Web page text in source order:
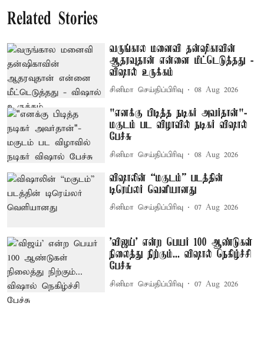
Related Stories
வருங்கால மனைவி தன்ஷிகாவின்
ஆதரவுதான் என்னை மீட்டெடுத்தது -
விஷால் உருக்கம்
சினிமா செய்திப்பிரிவு 08 Aug 2026
"எனக்கு பிடித்த நடிகர் அவர்தான்"-
மகுடம் பட விழாவில் நடிகர் விஷால்
பேச்சு
சினிமா செய்திப்பிரிவு 08 Aug 2026
விஷாலின் “மகுடம்” படத்தின்
டிரெய்லர் வெளியானது
சினிமா செய்திப்பிரிவு 07 Aug 2026
'விஜய்' என்ற பெயர் 100 ஆண்டுகள்
நிலைத்து நிற்கும்... விஷால் நெகிழ்ச்சி
பேச்சு
சினிமா செய்திப்பிரிவு 07 Aug 2026